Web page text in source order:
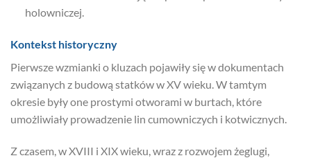
holowniczej.
Kontekst historyczny
Pierwsze wzmianki o kluzach pojawiły się w dokumentach
związanych z budową statków w XV wieku. W tamtym
okresie były one prostymi otworami w burtach, które
umożliwiały prowadzenie lin cumowniczych i kotwicznych.
Z czasem, w XVIII i XIX wieku, wraz z rozwojem żeglugi,